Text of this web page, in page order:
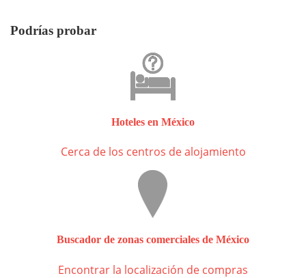
Podrías probar
Hoteles en México
Cerca de los centros de alojamiento
Buscador de zonas comerciales de México
Encontrar la localización de compras